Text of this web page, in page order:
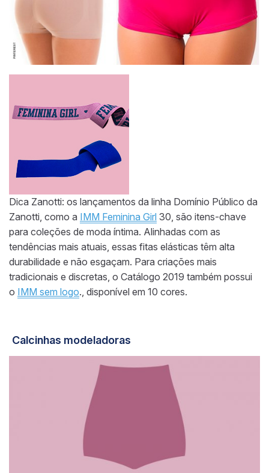
Dica Zanotti: os lançamentos da linha Domínio Público da
Zanotti, como a IMM Feminina Girl 30, são itens-chave
para coleções de moda íntima. Alinhadas com as
tendências mais atuais, essas fitas elásticas têm alta
durabilidade e não esgaçam. Para criações mais
tradicionais e discretas, o Catálogo 2019 também possui
o IMM sem logo., disponível em 10 cores.
Calcinhas modeladoras